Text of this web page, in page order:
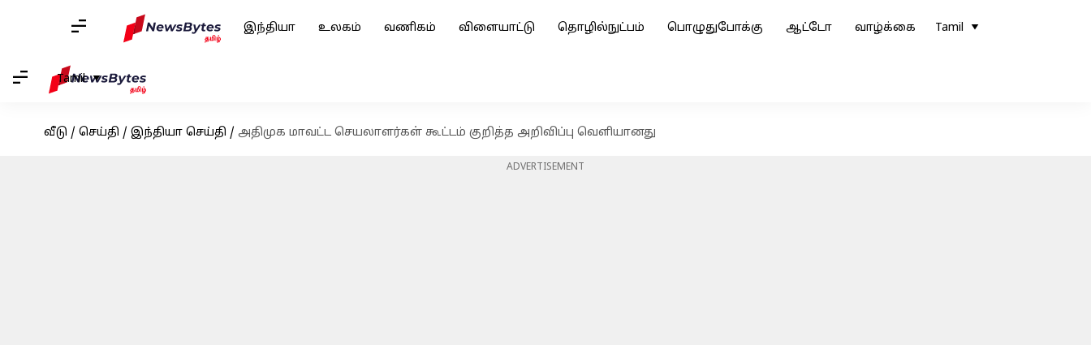
இந்தியா உலகம் வணிகம் விளையாட்டு தொழில்நுட்பம் பொழுதுபோக்கு ஆட்டோ வாழ்க்கை Tamil
Tamil
வீடு / செய்தி / இந்தியா செய்தி / அதிமுக மாவட்ட செயலாளர்கள் கூட்டம் குறித்த அறிவிப்பு வெளியானது
ADVERTISEMENT